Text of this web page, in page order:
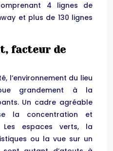
4 lignes de
et plus de 130 lignes
facteur de
l’environnement du lieu
grandement à la
Un cadre agréable
la concentration et
espaces verts, la
ou la vue sur un